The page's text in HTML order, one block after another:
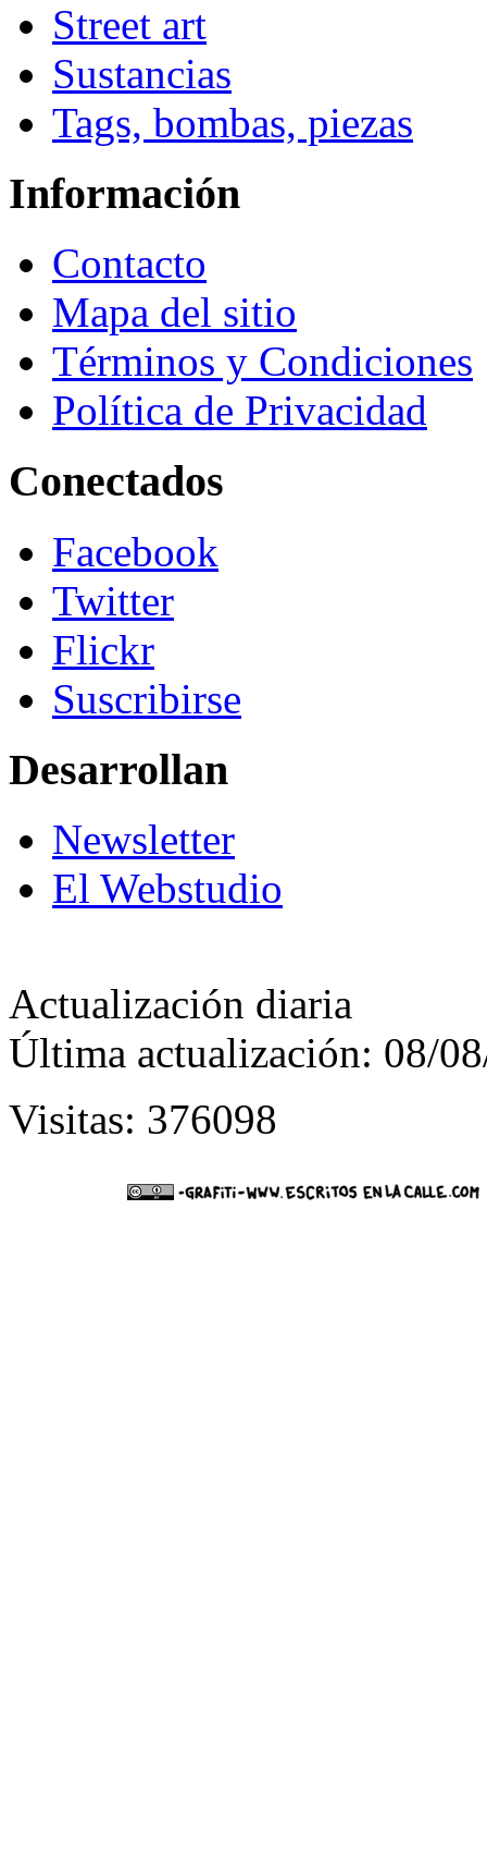
Street art
Sustancias
Tags, bombas, piezas
Información
Contacto
Mapa del sitio
Términos y Condiciones
Política de Privacidad
Conectados
Facebook
Twitter
Flickr
Suscribirse
Desarrollan
Newsletter
El Webstudio
Actualización diaria
Última actualización: 08/
Visitas: 376098